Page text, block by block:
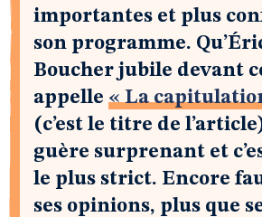
importantes et plus
son programme.
Boucher jubile devant
appelle « La
(c’est le titre de
guère surprenant et
le plus strict. Encore
ses opinions, plus que